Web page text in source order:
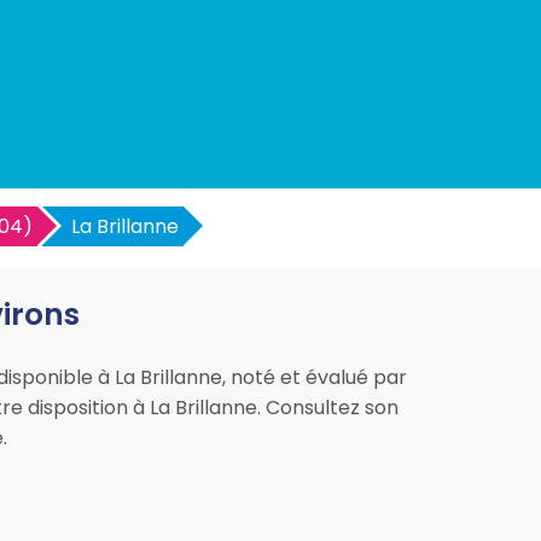
La Brillanne
à La Brillanne, noté et évalué par
disposition à La Brillanne. Consultez son